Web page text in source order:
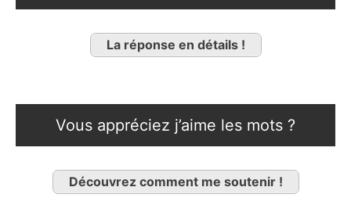
La réponse en détails !
Vous appréciez j’aime les mots ?
Découvrez comment me soutenir !